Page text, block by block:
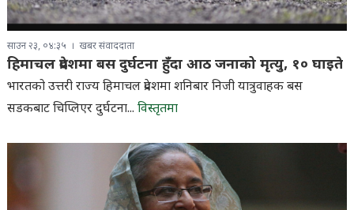
साउन २३, ०४:३५ खबर संवाददाता
हिमाचल प्रदेशमा बस दुर्घटना हुँदा आठ जनाको मृत्यु, १० घाइते
भारतको उत्तरी राज्य हिमाचल प्रदेशमा शनिबार निजी यात्रुवाहक बस
सडकबाट चिप्लिएर दुर्घटना... विस्तृतमा